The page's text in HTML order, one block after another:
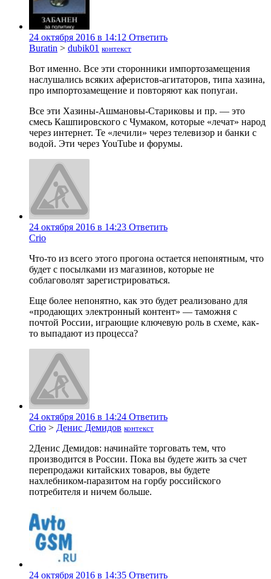
24 октября 2016 в 14:12 Ответить
Buratin > dubik01 контекст
Вот именно. Все эти сторонники импортозамещения
наслушались всяких аферистов-агитаторов, типа хазина,
про импортозамещение и повторяют как попугаи.
Все эти Хазины-Ашмановы-Стариковы и пр. — это
смесь Кашпировского с Чумаком, которые «лечат» народ
через интернет. Те «лечили» через телевизор и банки с
водой. Эти через YouTube и форумы.
24 октября 2016 в 14:23 Ответить
Crio
Что-то из всего этого прогона остается непонятным, что
будет с посылками из магазинов, которые не
соблаговолят зарегистрироваться.
Еще более непонятно, как это будет реализовано для
«продающих электронный контент» — таможня с
почтой России, играющие ключевую роль в схеме, как-
то выпадают из процесса?
24 октября 2016 в 14:24 Ответить
Crio > Денис Демидов контекст
2Денис Демидов: начинайте торговать тем, что
производится в России. Пока вы будете жить за счет
перепродажи китайских товаров, вы будете
нахлебником-паразитом на горбу российского
потребителя и ничем больше.
24 октября 2016 в 14:35 Ответить